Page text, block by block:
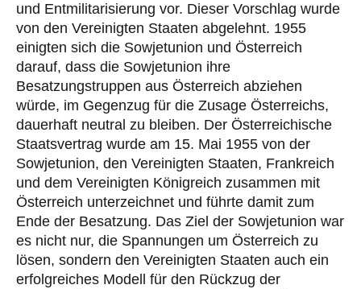
und Entmilitarisierung vor. Dieser Vorschlag wurde
von den Vereinigten Staaten abgelehnt. 1955
einigten sich die Sowjetunion und Österreich
darauf, dass die Sowjetunion ihre
Besatzungstruppen aus Österreich abziehen
würde, im Gegenzug für die Zusage Österreichs,
dauerhaft neutral zu bleiben. Der Österreichische
Staatsvertrag wurde am 15. Mai 1955 von der
Sowjetunion, den Vereinigten Staaten, Frankreich
und dem Vereinigten Königreich zusammen mit
Österreich unterzeichnet und führte damit zum
Ende der Besatzung. Das Ziel der Sowjetunion war
es nicht nur, die Spannungen um Österreich zu
lösen, sondern den Vereinigten Staaten auch ein
erfolgreiches Modell für den Rückzug der